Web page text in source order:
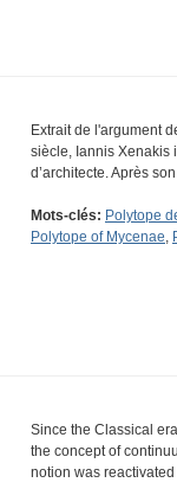
Extrait de l'argument
siècle, Iannis Xenakis
d’architecte. Après
Mots-clés: Polytope
Polytope of Mycenae,
Since the Classical
the concept of
notion was